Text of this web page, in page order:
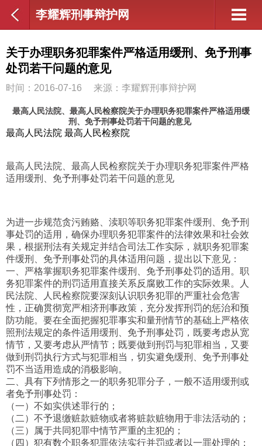
李耀辉刑事辩护网
关于办理职务犯罪案件严格适用缓刑、免予刑事
处罚若干问题的意见
时间：2016-07-16 来源：李耀辉刑事辩护网
最高人民法院、最高人民检察院关于办理职务犯罪案件严格适用缓
刑、免予刑事处罚若干问题的意见
最高人民法院 最高人民检察院
最高人民法院、最高人民检察院关于办理职务犯罪案件严格
适用缓刑、免予刑事处罚若干问题的意见
为进一步规范贪污贿赂、渎职等职务犯罪案件缓刑、免予刑
事处罚的适用，确保办理职务犯罪案件的法律效果和社会效
果，根据刑法有关规定并结合司法工作实际，就职务犯罪案
件缓刑、免予刑事处罚的具体适用问题，提出以下意见：
一、严格掌握职务犯罪案件缓刑、免予刑事处罚的适用。职
务犯罪案件的刑罚适用直接关系反腐败工作的实际效果。人
民法院、人民检察院要深刻认识职务犯罪的严重社会危害
性，正确贯彻宽严相济刑事政策，充分发挥刑罚的惩治和预
防功能。要在全面把握犯罪事实和量刑情节的基础上严格依
照刑法规定的条件适用缓刑、免予刑事处罚，既要考虑从宽
情节，又要考虑从严情节；既要做到刑罚与犯罪相当，又要
做到刑罚执行方式与犯罪相当，切实避免缓刑、免予刑事处
罚不当适用造成的消极影响。
二、具有下列情形之一的职务犯罪分子，一般不适用缓刑或
者免予刑事处罚：
（一）不如实供述罪行的；
（二）不予退缴赃款赃物或者将赃款赃物用于非法活动的；
（三）属于共同犯罪中情节严重的主犯的；
（四）犯有数个职务犯罪依法实行并罚或者以一罪处理的；